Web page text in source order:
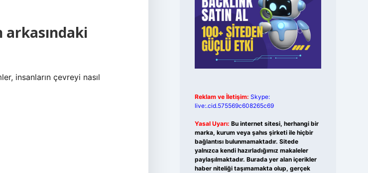
insanların çevreyi nasıl
Reklam ve İletişim: Skype:
live:.cid.575569c608265c69
Yasal Uyarı: Bu internet sitesi, herhangi bir
marka, kurum veya şahıs şirketi ile hiçbir
bağlantısı bulunmamaktadır. Sitede
yalnızca kendi hazırladığımız makaleler
paylaşılmaktadır. Burada yer alan içerikler
haber niteliği taşımamakta olup, gerçek